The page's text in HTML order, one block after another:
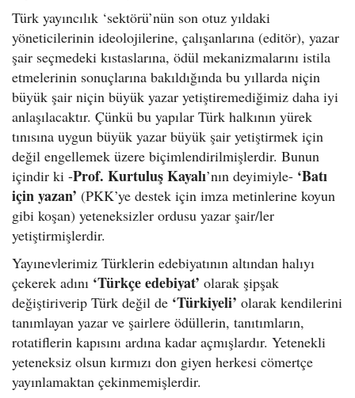
Türk yayıncılık ‘sektörü’nün son otuz yıldaki
yöneticilerinin ideolojilerine, çalışanlarına (editör), yazar
şair seçmedeki kıstaslarına, ödül mekanizmalarını istila
etmelerinin sonuçlarına bakıldığında bu yıllarda niçin
büyük şair niçin büyük yazar yetiştiremediğimiz daha iyi
anlaşılacaktır. Çünkü bu yapılar Türk halkının yürek
tınısına uygun büyük yazar büyük şair yetiştirmek için
değil engellemek üzere biçimlendirilmişlerdir. Bunun
içindir ki -Prof. Kurtuluş Kayalı’nın deyimiyle- ‘Batı
için yazan’ (PKK’ye destek için imza metinlerine koyun
gibi koşan) yeteneksizler ordusu yazar şair/ler
yetiştirmişlerdir.
Yayınevlerimiz Türklerin edebiyatının altından halıyı
çekerek adını ‘Türkçe edebiyat’ olarak şipşak
değiştiriverip Türk değil de ‘Türkiyeli’ olarak kendilerini
tanımlayan yazar ve şairlere ödüllerin, tanıtımların,
rotatiflerin kapısını ardına kadar açmışlardır. Yetenekli
yeteneksiz olsun kırmızı don giyen herkesi cömertçe
yayınlamaktan çekinmemişlerdir.